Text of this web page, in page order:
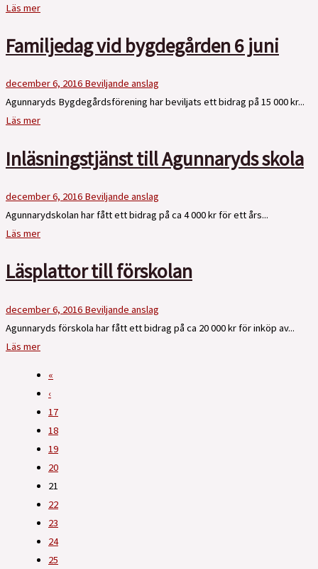
Läs mer
Familjedag vid bygdegården 6 juni
december 6, 2016 Beviljande anslag
Agunnaryds Bygdegårdsförening har beviljats ett bidrag på 15 000 kr...
Läs mer
Inläsningstjänst till Agunnaryds skola
december 6, 2016 Beviljande anslag
Agunnarydskolan har fått ett bidrag på ca 4 000 kr för ett års...
Läs mer
Läsplattor till förskolan
december 6, 2016 Beviljande anslag
Agunnaryds förskola har fått ett bidrag på ca 20 000 kr för inköp av...
Läs mer
«
‹
17
18
19
20
21
22
23
24
25